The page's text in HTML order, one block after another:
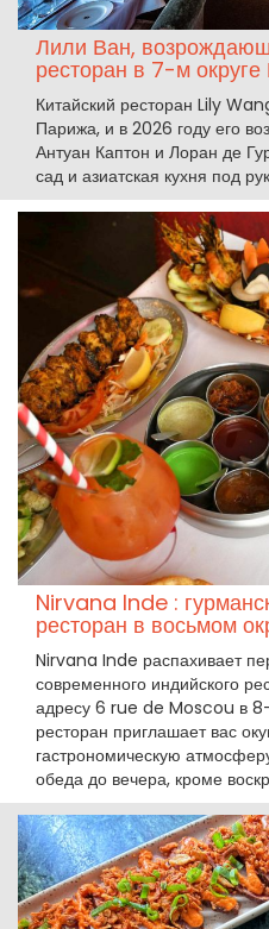
Лили Ван,
ресторан в 7-м
Китайский ресторан Lily
Парижа, и в 2026 году его
Антуан Каптон и Лоран де
сад и азиатская кухня под
Nirvana Inde :
ресторан в восьмом
Nirvana Inde распахивает
современного индийского
адресу 6 rue de Moscou в
ресторан приглашает вас
гастрономическую
обеда до вечера, кроме